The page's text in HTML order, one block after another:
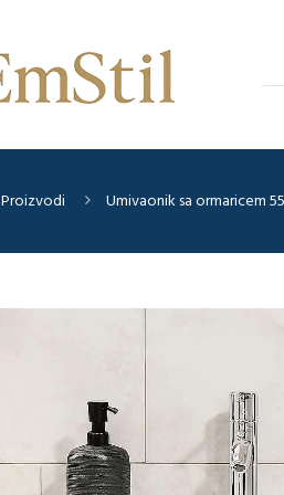
Proizvodi Umivaonik sa ormaricem